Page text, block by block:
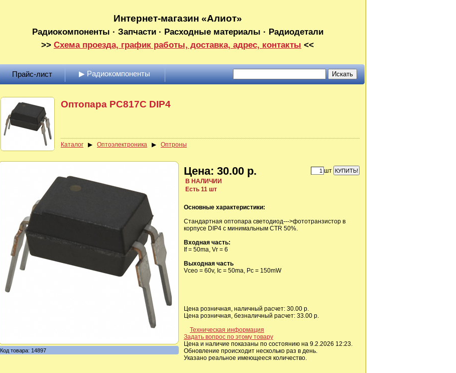
Интернет-магазин «Алиот»
Радиокомпоненты · Запчасти · Расходные материалы · Радиодетали
>> Схема проезда, график работы, доставка, адрес, контакты <<
Прайс-лист ▶ Радиокомпоненты
Оптопара PC817C DIP4
Каталог ▶ Оптоэлектроника ▶ Оптроны
Код товара: 14897
Цена: 30.00 р.
В НАЛИЧИИ
Есть 11 шт
шт
Основные характеристики:
Стандартная оптопара светодиод--->фототранзистор в
корпусе DIP4 с минимальным CTR 50%.
Входная часть:
If = 50ma, Vr = 6
Выходная часть
Vceo = 60v, Ic = 50ma, Pc = 150mW
Цена розничная, наличный расчет: 30.00 р.
Цена розничная, безналичный расчет: 33.00 р.
Техническая информация
Задать вопрос по этому товару
Цена и наличие показаны по состоянию на 9.2.2026 12:23.
Обновление происходит несколько раз в день.
Указано реальное имеющееся количество.